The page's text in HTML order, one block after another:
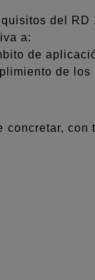
del RD
a:
de
de